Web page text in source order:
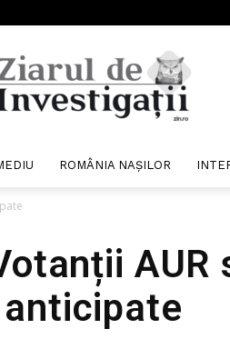
ROMÂNIA NAȘILOR
anticipate